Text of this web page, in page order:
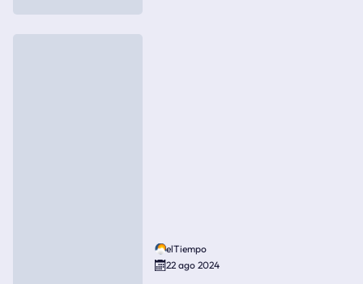
elTiempo
22 ago 2024